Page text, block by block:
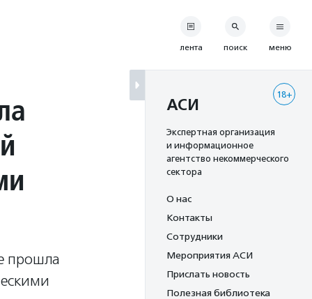
прошла
лента поиск меню
18+
АСИ
Экспертная организация
и информационное
агентство некоммерческого
сектора
О нас
Контакты
Сотрудники
Мероприятия АСИ
Прислать новость
Полезная библиотека